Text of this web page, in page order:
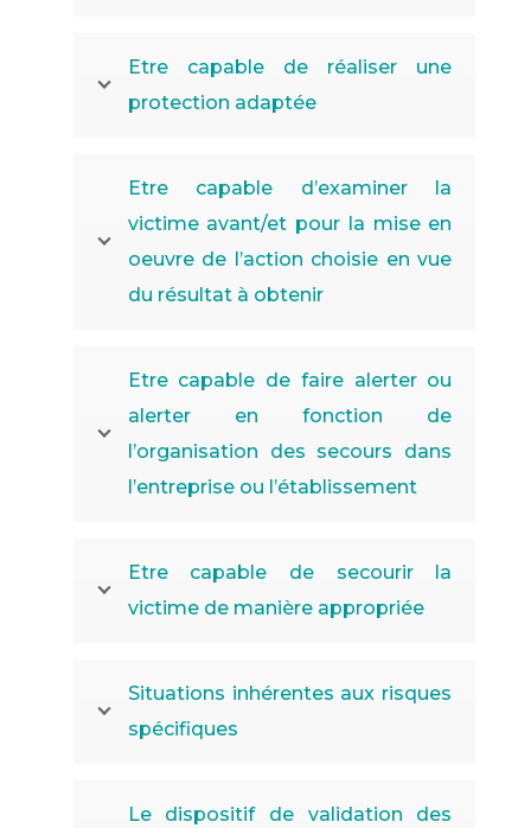
Etre capable de réaliser une
protection adaptée
Etre capable d’examiner la
victime avant/et pour la mise en
oeuvre de l’action choisie en vue
du résultat à obtenir
Etre capable de faire alerter ou
alerter en fonction de
l’organisation des secours dans
l’entreprise ou l’établissement
Etre capable de secourir la
victime de manière appropriée
Situations inhérentes aux risques
spécifiques
Le dispositif de validation des